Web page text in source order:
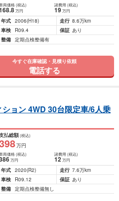
両価格(税込)
.8万円
諸費用 (税込)
19 万円
年式 2006(H18) 走行 8.6万km
車検
R09.4 保証 あり
整備 定期点検整備有
今すぐ在庫確認・見積り依頼
電話する
ョン 4WD 30台限定車/6人乗
払総額(税込)
万円
両価格(税込)
万円
諸費用 (税込)
12 万円
年式 2020(R2) 走行 7.6万km
車検
R09.12 保証 あり
整備 定期点検整備無し